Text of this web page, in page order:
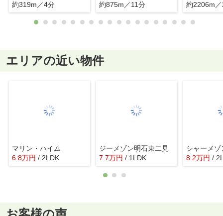
約319m／4分
約875m／11分
約2206m
エリアの近い物件
マリン・ハイム
6.8万円 / 2LDK
ジーメゾン明石東二見
7.7万円 / 1LDK
シャーメゾ
8.2万円 /